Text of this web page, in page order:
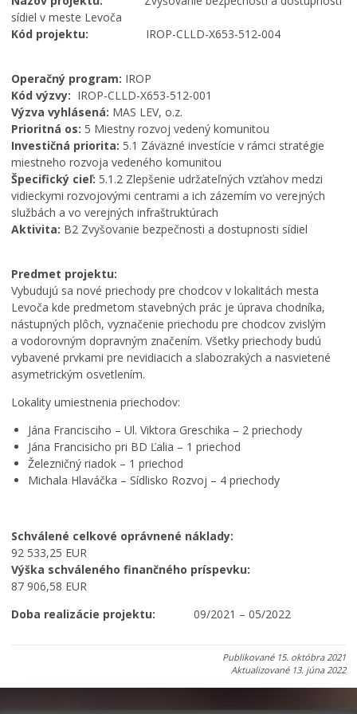
sídiel v meste Levoča
Kód projektu: IROP-CLLD-X653-512-004
Operačný program: IROP
Kód výzvy: IROP-CLLD-X653-512-001
Výzva vyhlásená: MAS LEV, o.z.
Prioritná os: 5 Miestny rozvoj vedený komunitou
Investičná priorita: 5.1 Záväzné investície v rámci stratégie
miestneho rozvoja vedeného komunitou
Špecifický cieľ: 5.1.2 Zlepšenie udržateľných vzťahov medzi
vidieckymi rozvojovými centrami a ich zázemím vo verejných
službách a vo verejných infraštruktúrach
Aktivita: B2 Zvyšovanie bezpečnosti a dostupnosti sídiel
Predmet projektu:
Vybudujú sa nové priechody pre chodcov v lokalitách mesta
Levoča kde predmetom stavebných prác je úprava chodníka,
nástupných plôch, vyznačenie priechodu pre chodcov zvislým
a vodorovným dopravným značením. Všetky priechody budú
vybavené prvkami pre nevidiacich a slabozrakých a nasvietené
asymetrickým osvetlením.
Lokality umiestnenia priechodov:
Jána Francisciho – Ul. Viktora Greschika – 2 priechody
Jána Francisicho pri BD Ľalia – 1 priechod
Železničný riadok – 1 priechod
Michala Hlaváčka – Sídlisko Rozvoj – 4 priechody
Schválené celkové oprávnené náklady:
92 533,25 EUR
Výška schváleného finančného príspevku:
87 906,58 EUR
Doba realizácie projektu: 09/2021 – 05/2022
Publikované 15. októbra 2021
Aktualizované 13. júna 2022